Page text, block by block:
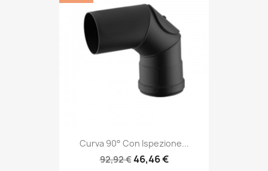
Curva 90° Con Ispezione...
92,92 €46,46 €